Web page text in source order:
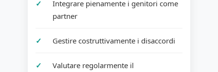
Integrare pienamente i genitori come
partner
Gestire costruttivamente i disaccordi
Valutare regolarmente il